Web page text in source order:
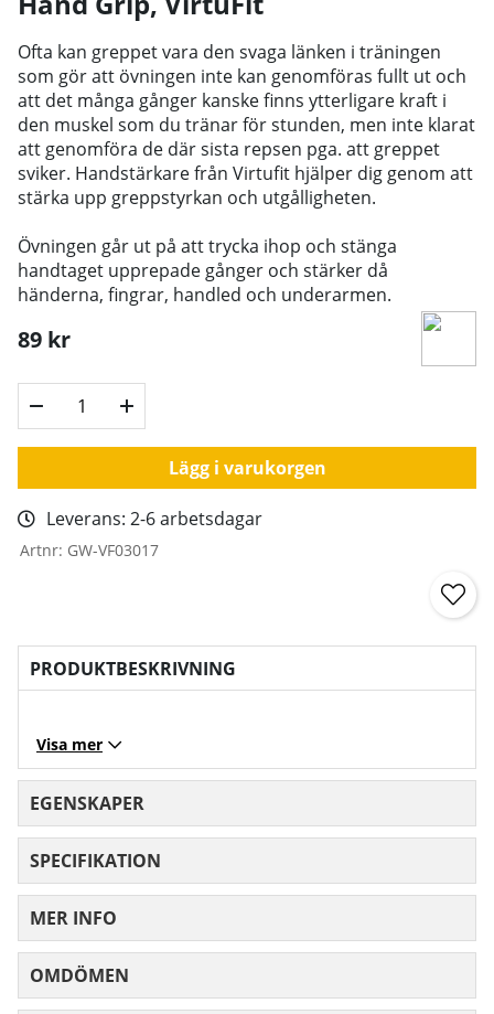
Ofta kan greppet vara den svaga länken i träningen
som gör att övningen inte kan genomföras fullt ut och
att det många gånger kanske finns ytterligare kraft i
den muskel som du tränar för stunden, men inte klarat
att genomföra de där sista repsen pga. att greppet
sviker. Handstärkare från Virtufit hjälper dig genom att
stärka upp greppstyrkan och utgålligheten.
Övningen går ut på att trycka ihop och stänga
handtaget upprepade gånger och stärker då
händerna, fingrar, handled och underarmen.
89 kr
Lägg i varukorgen
Leverans: 2-6 arbetsdagar
Artnr: GW-VF03017
PRODUKTBESKRIVNING
Visa mer
EGENSKAPER
SPECIFIKATION
MER INFO
OMDÖMEN